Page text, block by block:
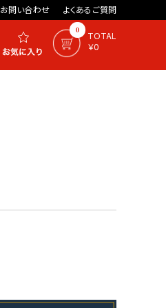
お問い合わせ よくあるご質問
0
TOTAL
￥0